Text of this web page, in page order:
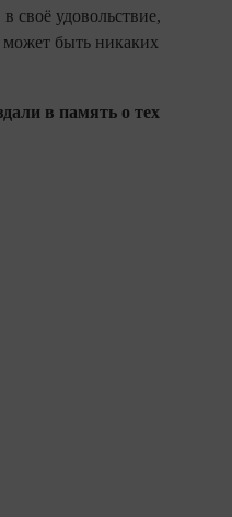
своё удовольствие,
может быть никаких
в память о тех